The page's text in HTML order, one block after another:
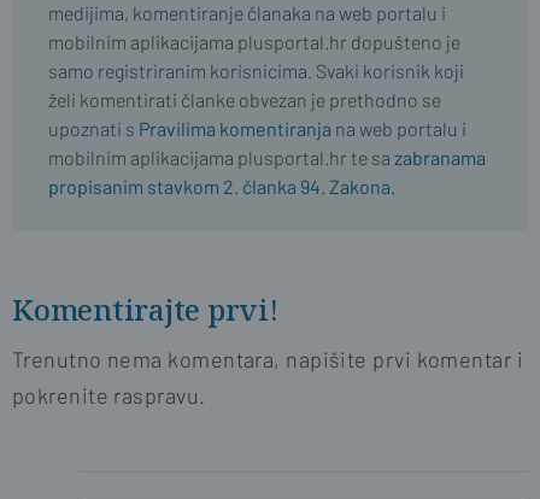
medijima, komentiranje članaka na web portalu i
mobilnim aplikacijama plusportal.hr dopušteno je
samo registriranim korisnicima. Svaki korisnik koji
želi komentirati članke obvezan je prethodno se
upoznati s Pravilima komentiranja na web portalu i
mobilnim aplikacijama plusportal.hr te sa zabranama
propisanim stavkom 2. članka 94. Zakona.
Komentirajte prvi!
Trenutno nema komentara, napišite prvi komentar i
pokrenite raspravu.